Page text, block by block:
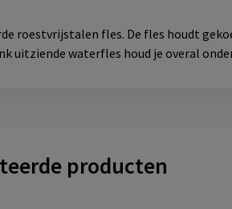
roestvrijstalen fles. De fles houdt
uitziende waterfles houd je overal
producten